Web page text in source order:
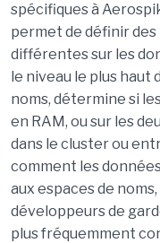
spécifiques à
permet de définir
différentes sur les
le niveau le plus haut
noms, détermine si
en RAM, ou sur les
dans le cluster ou
comment les
aux espaces de
développeurs de
plus fréquemment